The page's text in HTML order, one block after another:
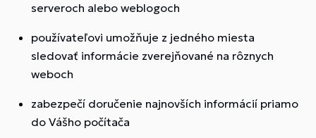
serveroch alebo weblogoch
používateľovi umožňuje z jedného miesta
sledovať informácie zverejňované na rôznych
weboch
zabezpečí doručenie najnovších informácií priamo
do Vášho počítača